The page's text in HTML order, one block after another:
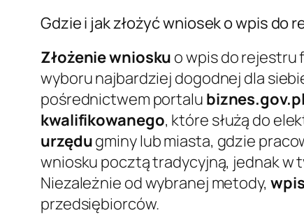
Gdzie i jak złożyć wniosek o wpis do
Złożenie wniosku o wpis do rejestru
wyboru najbardziej dogodnej dla
pośrednictwem portalu biznes.gov.pl
kwalifikowanego, które służą do
urzędugminy lub miasta, gdzie
wniosku pocztą tradycyjną, jednak w
Niezależnie od wybranej metody, wpis
przedsiębiorców.